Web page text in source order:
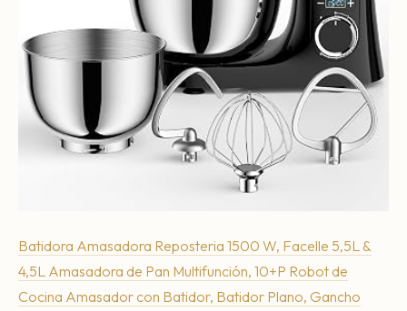
Batidora Amasadora Reposteria 1500 W, Facelle 5,5L &
4,5L Amasadora de Pan Multifunción, 10+P Robot de
Cocina Amasador con Batidor, Batidor Plano, Gancho